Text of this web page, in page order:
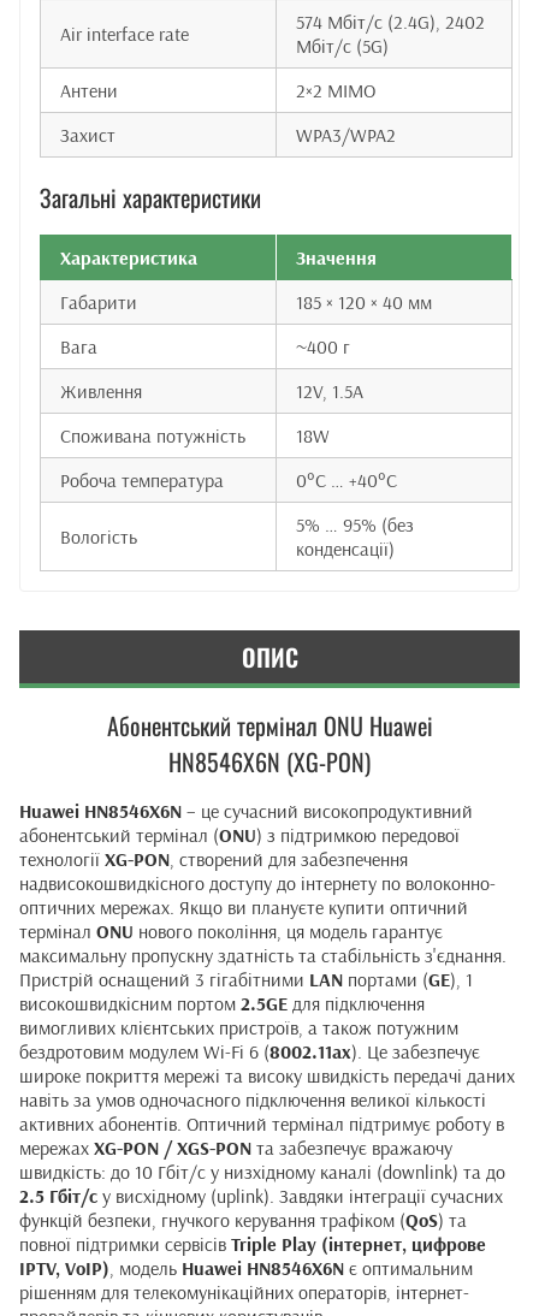
Air interface rate
574 Мбіт/с (2.4G), 2402
Мбіт/с (5G)
Антени
2×2 MIMO
Захист
WPA3/WPA2
Загальні характеристики
Характеристика
Значення
Габарити
185 × 120 × 40 мм
Вага
~400 г
Живлення
12V, 1.5A
Споживана потужність
18W
Робоча температура
0°C … +40°C
Вологість
5% … 95% (без
конденсації)
ОПИС
Абонентський термінал ONU Huawei
HN8546X6N (XG-PON)
Huawei HN8546X6N – це сучасний високопродуктивний
абонентський термінал (ONU) з підтримкою передової
технології XG-PON, створений для забезпечення
надвисокошвидкісного доступу до інтернету по волоконно-
оптичних мережах. Якщо ви плануєте купити оптичний
термінал ONU нового покоління, ця модель гарантує
максимальну пропускну здатність та стабільність з'єднання.
Пристрій оснащений 3 гігабітними LAN портами (GE), 1
високошвидкісним портом 2.5GE для підключення
вимогливих клієнтських пристроїв, а також потужним
бездротовим модулем Wi-Fi 6 (8002.11ax). Це забезпечує
широке покриття мережі та високу швидкість передачі даних
навіть за умов одночасного підключення великої кількості
активних абонентів. Оптичний термінал підтримує роботу в
мережах XG-PON / XGS-PON та забезпечує вражаючу
швидкість: до 10 Гбіт/с у низхідному каналі (downlink) та до
2.5 Гбіт/с у висхідному (uplink). Завдяки інтеграції сучасних
функцій безпеки, гнучкого керування трафіком (QoS) та
повної підтримки сервісів Triple Play (інтернет, цифрове
IPTV, VoIP), модель Huawei HN8546X6N є оптимальним
рішенням для телекомунікаційних операторів, інтернет-